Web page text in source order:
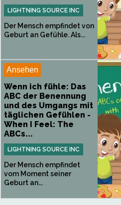
LIGHTNING SOURCE INC
Der Mensch empfindet von
Geburt an Gefühle. Als...
Ansehen
Wenn ich fühle: Das
ABC der Benennung
und des Umgangs mit
täglichen Gefühlen -
When I Feel: The
ABCs...
LIGHTNING SOURCE INC
Der Mensch empfindet
vom Moment seiner
Geburt an...